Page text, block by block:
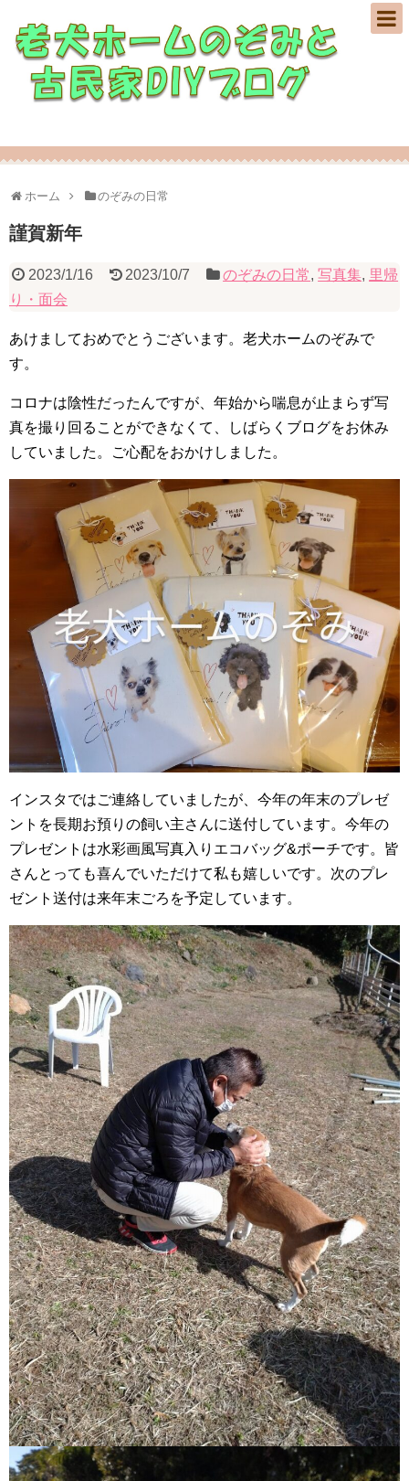
ホーム のぞみの日常
謹賀新年
2023/1/16 2023/10/7 のぞみの日常,写真集, 里帰
り・面会
あけましておめでとうございます。老犬ホームのぞみで
す。
コロナは陰性だったんですが、年始から喘息が止まらず写
真を撮り回ることができなくて、しばらくブログをお休み
していました。ご心配をおかけしました。
インスタではご連絡していましたが、今年の年末のプレゼ
ントを長期お預りの飼い主さんに送付しています。今年の
プレゼントは水彩画風写真入りエコバッグ&ポーチです。皆
さんとっても喜んでいただけて私も嬉しいです。次のプレ
ゼント送付は来年末ごろを予定しています。